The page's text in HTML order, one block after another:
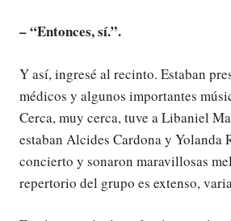
– “Entonces, sí.”.
Y así, ingresé al recinto. Estaban
médicos y algunos importantes
Cerca, muy cerca, tuve a Libaniel
estaban Alcides Cardona y Yolanda
concierto y sonaron maravillosas
repertorio del grupo es extenso,